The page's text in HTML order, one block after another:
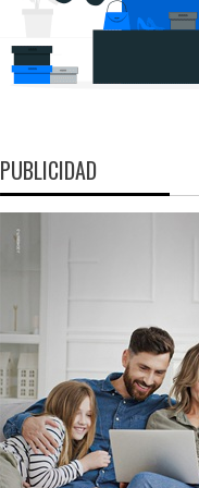
PUBLICIDAD